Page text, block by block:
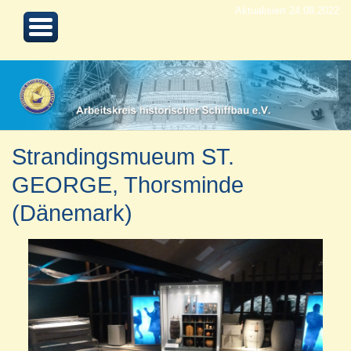
Aktualisiert 24.08.2022
Strandingsmueum ST.
GEORGE, Thorsminde
(Dänemark)